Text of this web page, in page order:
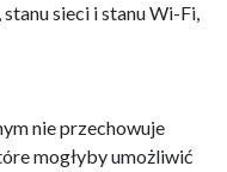
sieci i stanu Wi-Fi,
nie przechowuje
mogłyby umożliwić